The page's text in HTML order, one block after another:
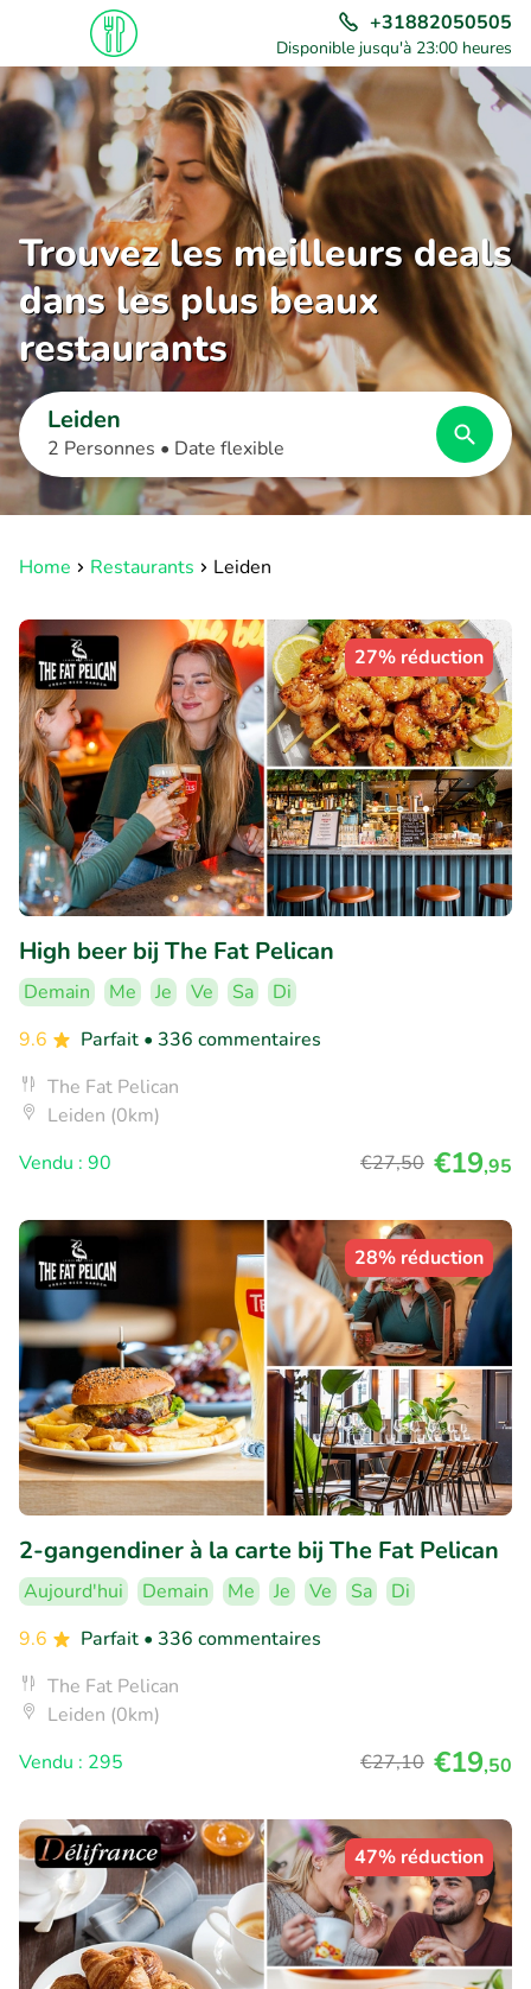
+31882050505
Disponible jusqu'à 23:00 heures
Trouvez les meilleurs deals
dans les plus beaux
restaurants
Leiden
2 Personnes • Date flexible
Home Restaurants Leiden
27% réduction
High beer bij The Fat Pelican
Demain Me Je Ve Sa
Di
9.6
Parfait • 336 commentaires
The Fat Pelican
Leiden (0km)
Vendu : 90
€27,50 €19,95
28% réduction
2-gangendiner à la carte bij The Fat Pelican
Aujourd'hui Demain Me Je Ve Sa
Di
9.6
Parfait • 336 commentaires
The Fat Pelican
Leiden (0km)
Vendu : 295
€27,10 €19,50
47% réduction